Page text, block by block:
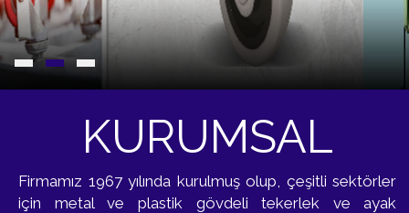
KURUMSAL
Firmamız 1967 yılında kurulmuş olup, çeşitli sektörler
için metal ve plastik gövdeli tekerlek ve ayak